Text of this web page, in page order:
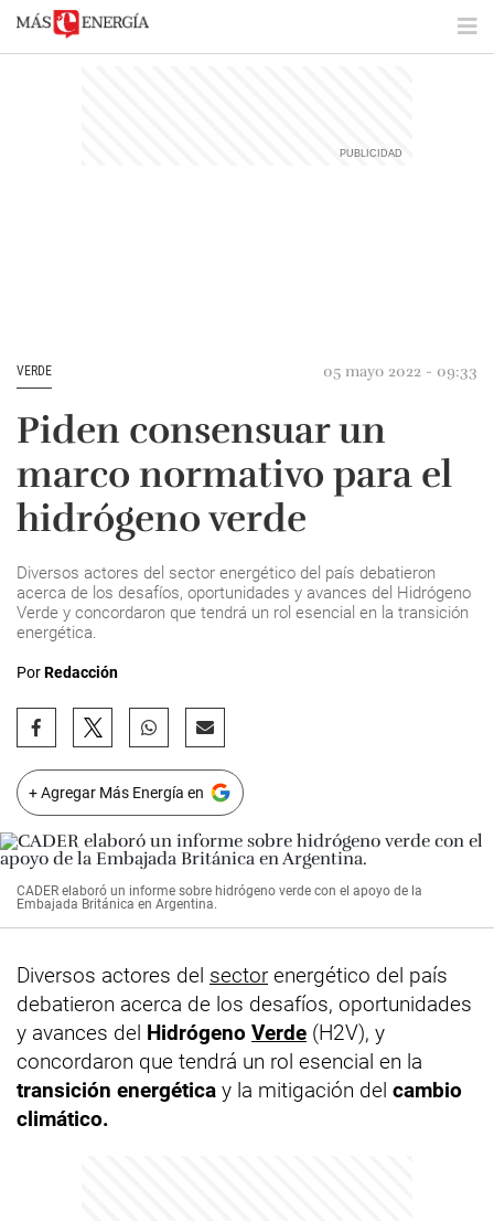
VERDE 05 mayo 2022 - 09:33
Piden consensuar un
marco normativo para el
hidrógeno verde
Diversos actores del sector energético del país debatieron
acerca de los desafíos, oportunidades y avances del Hidrógeno
Verde y concordaron que tendrá un rol esencial en la transición
energética.
PorRedacción
+ Agregar Más Energía en
CADER elaboró un informe sobre hidrógeno verde con el apoyo de la
Embajada Británica en Argentina.
Diversos actores del sector energético del país
debatieron acerca de los desafíos, oportunidades
y avances del Hidrógeno Verde (H2V), y
concordaron que tendrá un rol esencial en la
transición energética y la mitigación del cambio
climático.